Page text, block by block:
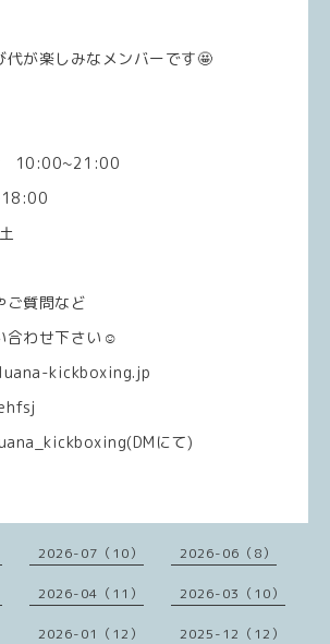
代が楽しみなメンバーです🤩
10:00~21:00
ご質問など
合わせ下さい☺️
kickboxing.jp
にて)
2026-07（10） 2026-06（8）
2026-04（11） 2026-03（10）
2026-01（12） 2025-12（12）